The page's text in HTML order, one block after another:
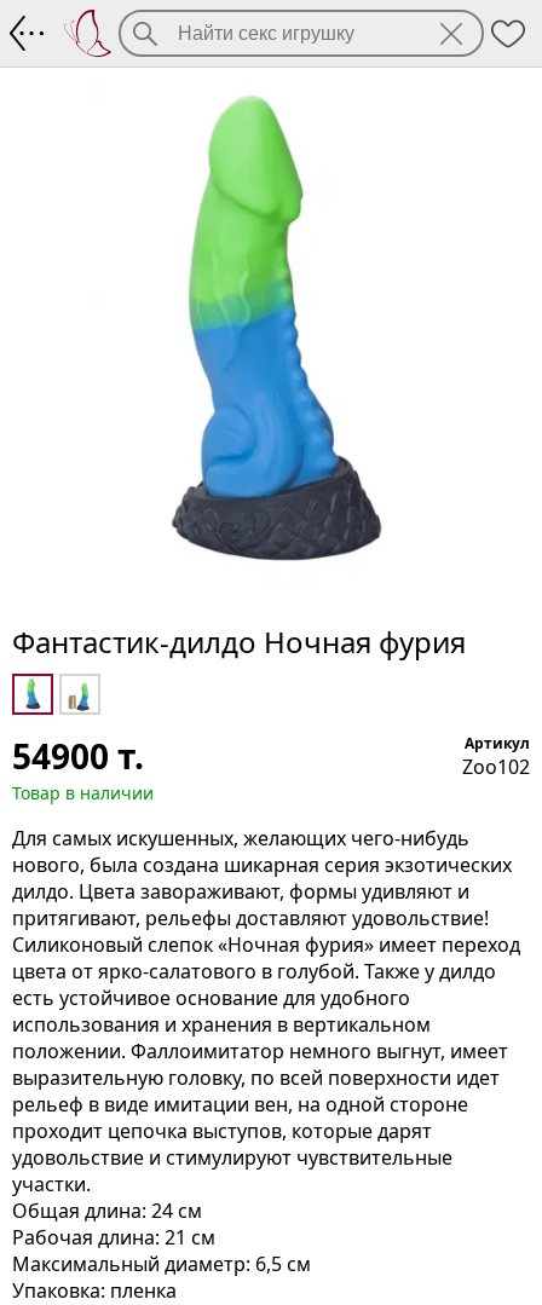
Фантастик-дилдо Ночная фурия
54900 т.
Товар в наличии
Артикул
Zoo102
Для самых искушенных, желающих чего-нибудь
нового, была создана шикарная серия экзотических
дилдо. Цвета завораживают, формы удивляют и
притягивают, рельефы доставляют удовольствие!
Силиконовый слепок «Ночная фурия» имеет переход
цвета от ярко-салатового в голубой. Также у дилдо
есть устойчивое основание для удобного
использования и хранения в вертикальном
положении. Фаллоимитатор немного выгнут, имеет
выразительную головку, по всей поверхности идет
рельеф в виде имитации вен, на одной стороне
проходит цепочка выступов, которые дарят
удовольствие и стимулируют чувствительные
участки.
Общая длина: 24 см
Рабочая длина: 21 см
Максимальный диаметр: 6,5 см
Упаковка: пленка
Фантастик-дилдо Ночная фурия